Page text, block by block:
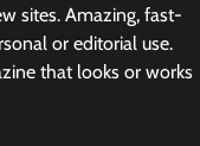
sites. Amazing, fast-
or editorial use.
that looks or works